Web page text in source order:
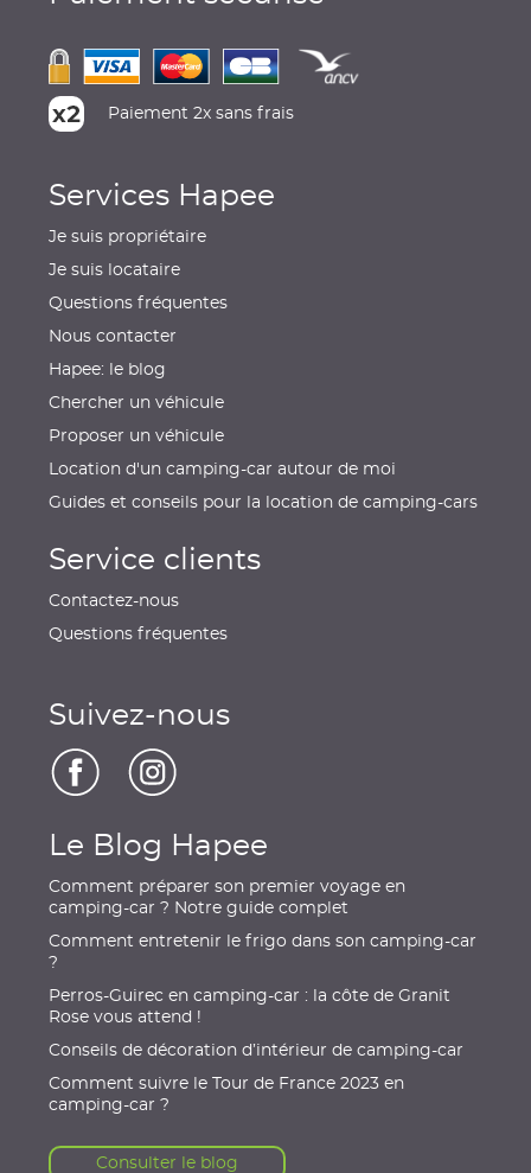
Paiement 2x sans frais
Services Hapee
Je suis propriétaire
Je suis locataire
Questions fréquentes
Nous contacter
Hapee: le blog
Chercher un véhicule
Proposer un véhicule
Location d'un camping-car autour de moi
Guides et conseils pour la location de camping-cars
Service clients
Contactez-nous
Questions fréquentes
Suivez-nous
Le Blog Hapee
Comment préparer son premier voyage en
camping-car ? Notre guide complet
Comment entretenir le frigo dans son camping-car
?
Perros-Guirec en camping-car : la côte de Granit
Rose vous attend !
Conseils de décoration d’intérieur de camping-car
Comment suivre le Tour de France 2023 en
camping-car ?
Consulter le blog